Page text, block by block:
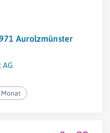
Aurolzmünster
AG
Monat